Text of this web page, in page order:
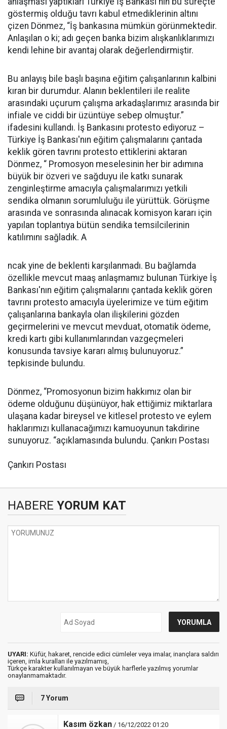
göstermiş olduğu tavrı kabul etmediklerinin altını
çizen Dönmez, “İş bankasına mümkün görünmektedir.
Anlaşılan o ki; adı geçen banka bizim alışkanlıklarımızı
kendi lehine bir avantaj olarak değerlendirmiştir.
Bu anlayış bile başlı başına eğitim çalışanlarının kalbini
kıran bir durumdur. Alanın beklentileri ile realite
arasındaki uçurum çalışma arkadaşlarımız arasında bir
infiale ve ciddi bir üzüntüye sebep olmuştur.”
ifadesini kullandı. İş Bankasını protesto ediyoruz –
Türkiye İş Bankası'nın eğitim çalışmalarını çantada
keklik gören tavrını protesto ettiklerini aktaran
Dönmez, “ Promosyon meselesinin her bir adımına
büyük bir özveri ve sağduyu ile katkı sunarak
zenginleştirme amacıyla çalışmalarımızı yetkili
sendika olmanın sorumluluğu ile yürüttük. Görüşme
arasında ve sonrasında alınacak komisyon kararı için
yapılan toplantıya bütün sendika temsilcilerinin
katılımını sağladık. A
ncak yine de beklenti karşılanmadı. Bu bağlamda
özellikle mevcut maaş anlaşmamız bulunan Türkiye İş
Bankası'nın eğitim çalışmalarını çantada keklik gören
tavrını protesto amacıyla üyelerimize ve tüm eğitim
çalışanlarına bankayla olan ilişkilerini gözden
geçirmelerini ve mevcut mevduat, otomatik ödeme,
kredi kartı gibi kullanımlarından vazgeçmeleri
konusunda tavsiye kararı almış bulunuyoruz.”
tepkisinde bulundu.
Dönmez, “Promosyonun bizim hakkımız olan bir
ödeme olduğunu düşünüyor, hak ettiğimiz miktarlara
ulaşana kadar bireysel ve kitlesel protesto ve eylem
haklarımızı kullanacağımızı kamuoyunun takdirine
sunuyoruz. “açıklamasında bulundu. Çankırı Postası
Çankırı Postası
HABERE YORUM KAT
UYARI: Küfür, hakaret, rencide edici cümleler veya imalar, inançlara saldırı
içeren, imla kuralları ile yazılmamış,
Türkçe karakter kullanılmayan ve büyük harflerle yazılmış yorumlar
onaylanmamaktadır.
7 Yorum
Kasım özkan / 16/12/2022 01:20